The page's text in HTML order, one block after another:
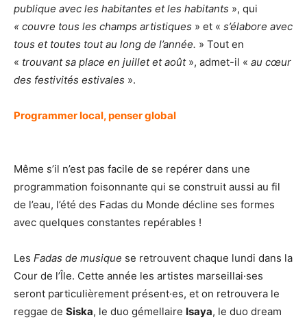
publique avec les habitantes et les habitants », qui
« couvre tous les champs artistiques » et « s’élabore avec
tous et toutes tout au long de l’année. » Tout en
« trouvant sa place en juillet et août», admet-il « au cœur
des festivités estivales ».
Programmer local, penser global
Même s’il n’est pas facile de se repérer dans une
programmation foisonnante qui se construit aussi au fil
de l’eau, l’été des Fadas du Monde décline ses formes
avec quelques constantes repérables !
Les Fadas de musique se retrouvent chaque lundi dans la
Cour de l’Île. Cette année les artistes marseillai·ses
seront particulièrement présent·es, et on retrouvera le
reggae de Siska, le duo gémellaire Isaya, le duo dream